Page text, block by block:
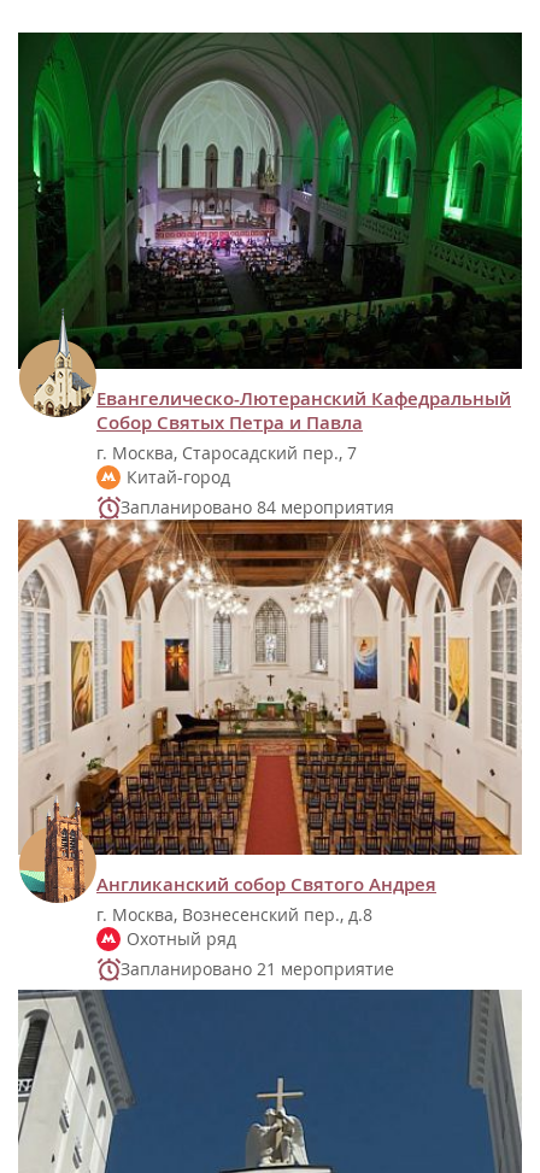
Евангелическо-Лютеранский Кафедральный
Собор Святых Петра и Павла
г. Москва, Старосадский пер., 7
Китай-город
Запланировано 84 мероприятия
Англиканский собор Святого Андрея
г. Москва, Вознесенский пер., д.8
Охотный ряд
Запланировано 21 мероприятие